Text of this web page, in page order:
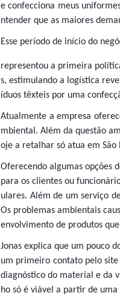
e confecciona meus
ntender que as maiores
Esse período de início do
representou a primeira
s, estimulando a logística
íduos têxteis por uma
Atualmente a empresa
mbiental. Além da questão
oje a retalhar só atua em São
Oferecendo algumas opções
para os clientes ou
ulares. Além de um serviço
Os problemas ambientais
envolvimento de produtos
Jonas explica que um pouco
um primeiro contato pelo
diagnóstico do material e da
ho só é viável a partir de